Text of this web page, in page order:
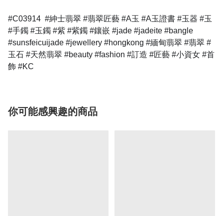
#C03914 #紳士翡翠 #翡翠匠藝 #A玉 #A玉證書 #玉器 #玉
#手鐲 #玉鐲 #紫 #紫鐲 #鑲嵌 #jade #jadeite #bangle
#sunsfeicuijade #jewellery #hongkong #緬甸翡翠 #翡翠 #
玉石 #天然翡翠 #beauty #fashion #訂造 #匠藝 #小資女 #首
飾 #KC
你可能感興趣的商品